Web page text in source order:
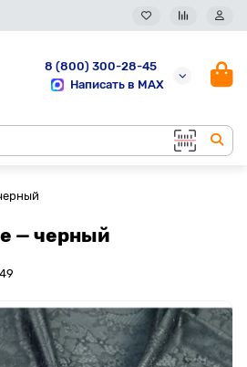
8 (800) 300-28-45
Написать в MAX
— черный